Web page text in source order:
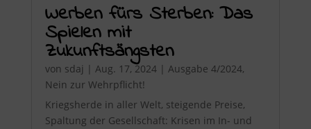
Werben fürs Sterben: Das
Spielen mit
Zukunftsängsten
von sdaj | Aug. 17, 2024| Ausgabe 4/2024,
Nein zur Wehrpflicht!
Kriegsherde in aller Welt, steigende Preise,
Spaltung der Gesellschaft: Krisen im In- und